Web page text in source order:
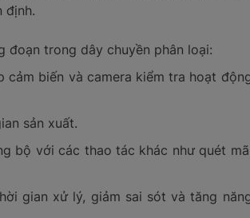
định.
trong dây chuyền phân loại:
cảm biến và camera kiểm tra hoạt
sản xuất.
bộ với các thao tác khác như quét
gian xử lý, giảm sai sót và tăng